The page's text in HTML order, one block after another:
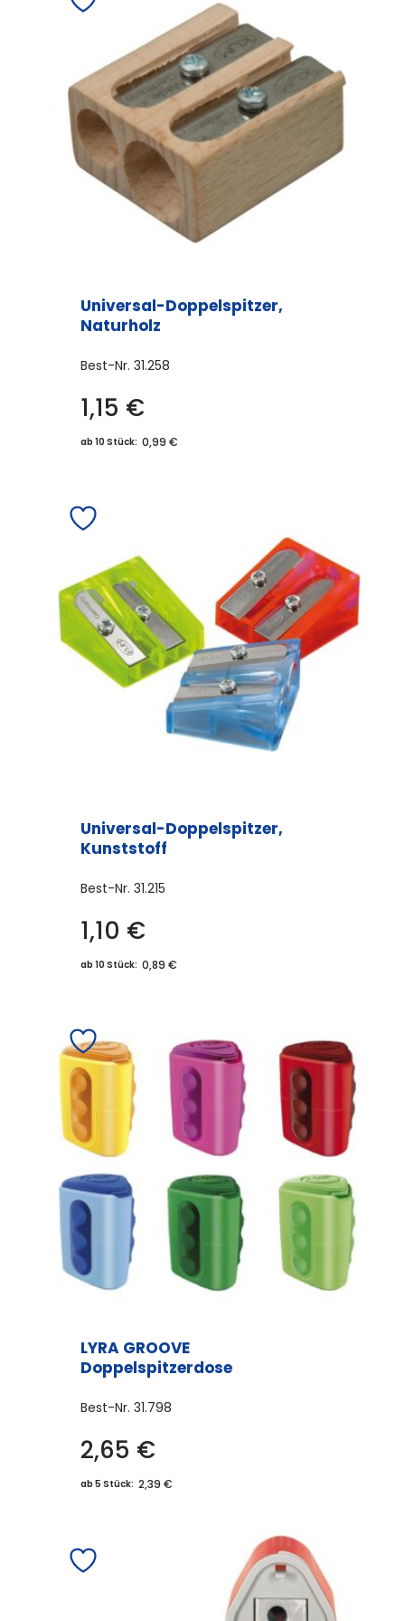
Universal-Doppelspitzer,
Naturholz
Best-Nr. 31.258
1,15 €
ab 10 Stück: 0,99 €
Universal-Doppelspitzer,
Kunststoff
Best-Nr. 31.215
1,10 €
ab 10 Stück: 0,89 €
LYRA GROOVE
Doppelspitzerdose
Best-Nr. 31.798
2,65 €
ab 5 Stück: 2,39 €